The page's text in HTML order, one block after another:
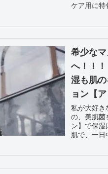
ケア用に特
希少な
へ！！
湿も肌
ョン【
私が大好
の、美肌菌
ン】で保
肌で、一日